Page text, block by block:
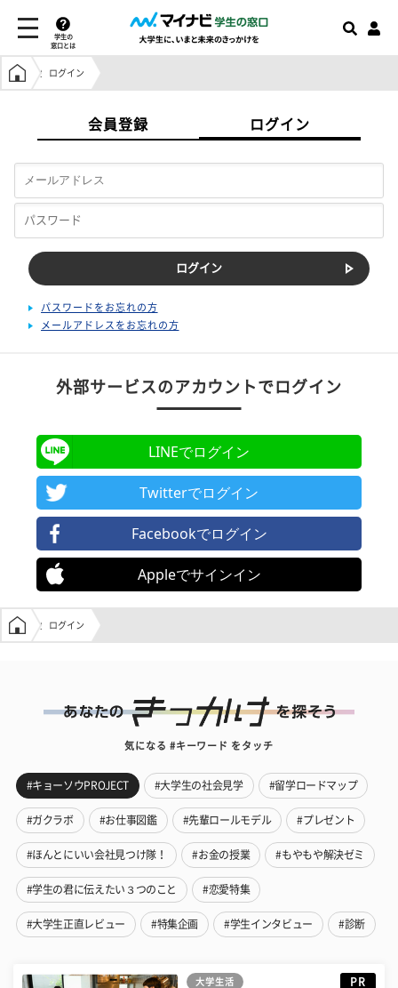
学生の
窓口とは
学生の窓口トップ
ログイン
会員登録 ログイン
パスワードをお忘れの方
メールアドレスをお忘れの方
外部サービスのアカウントでログイン
LINEでログイン
Twitterでログイン
Facebookでログイン
Appleでサインイン
学生の窓口トップ
ログイン
気になる #キーワード をタッチ
#キョーソウPROJECT #大学生の社会見学 #留学ロードマップ
#ガクラボ #お仕事図鑑 #先輩ロールモデル #プレゼント
#ほんとにいい会社見つけ隊！ #お金の授業 #もやもや解決ゼミ
#学生の君に伝えたい３つのこと #恋愛特集
#大学生正直レビュー #特集企画 #学生インタビュー #診断
大学生活 PR